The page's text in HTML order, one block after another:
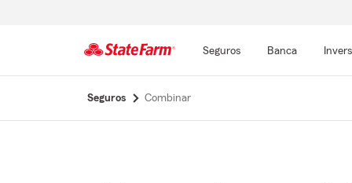
Seguros Banca
Seguros Combinar